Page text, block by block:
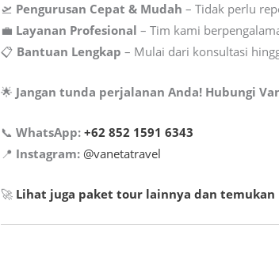
🛫 Pengurusan Cepat & Mudah – Tidak perlu
💼 Layanan Profesional – Tim kami
📋 Bantuan Lengkap – Mulai dari konsultasi
🌟 Jangan tunda perjalanan Anda! Hubungi
📞WhatsApp: +62 852 1591 6343
📍 Instagram: @vanetatravel
🚀 Lihat juga paket tour lainnya dan